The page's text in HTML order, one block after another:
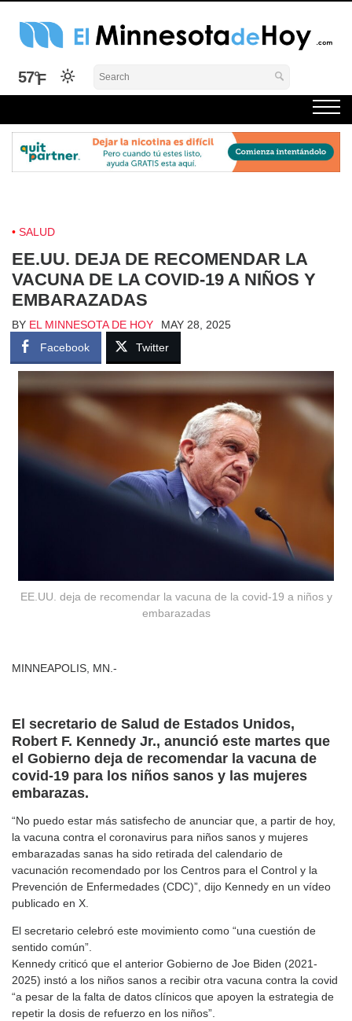
Skip
El Minnesota de Hoy Noticias
Latino Noticias Minnesota News
57°
SALUD
EE.UU. DEJA DE RECOMENDAR LA
VACUNA DE LA COVID-19 A NIÑOS Y
EMBARAZADAS
BY EL MINNESOTA DE HOY
MAY 28, 2025
Facebook
Twitter
EE.UU. deja de recomendar la vacuna de la covid-19 a niños y
embarazadas
MINNEAPOLIS, MN.-
El secretario de Salud de Estados Unidos,
Robert F. Kennedy Jr., anunció este martes que
el Gobierno deja de recomendar la vacuna de
covid-19 para los niños sanos y las mujeres
embarazas.
“No puedo estar más satisfecho de anunciar que, a partir de hoy,
la vacuna contra el coronavirus para niños sanos y mujeres
embarazadas sanas ha sido retirada del calendario de
vacunación recomendado por los Centros para el Control y la
Prevención de Enfermedades (CDC)”, dijo Kennedy en un vídeo
publicado en X.
El secretario celebró este movimiento como “una cuestión de
sentido común”.
Kennedy criticó que el anterior Gobierno de Joe Biden (2021-
2025) instó a los niños sanos a recibir otra vacuna contra la covid
“a pesar de la falta de datos clínicos que apoyen la estrategia de
repetir la dosis de refuerzo en los niños”.